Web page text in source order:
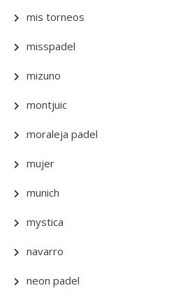
mis torneos
misspadel
mizuno
montjuic
moraleja padel
mujer
munich
mystica
navarro
neon padel